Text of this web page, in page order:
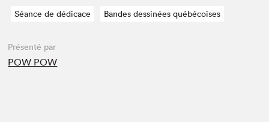
Séance de dédicace Bandes dessinées québécoises
Présenté par
POW POW